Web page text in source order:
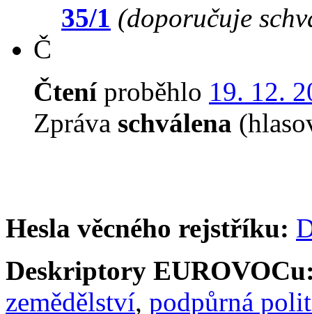
35/1 (doporučuje
Č
Čteníproběhlo 19. 12.
Zpráva schválena
Hesla věcného rejstříku:
Deskriptory
zemědělství, podpůrná